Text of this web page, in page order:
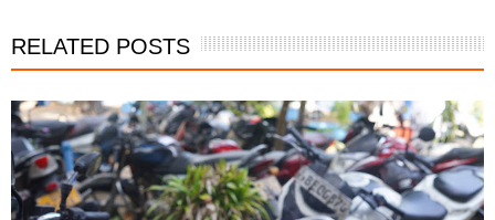
RELATED POSTS